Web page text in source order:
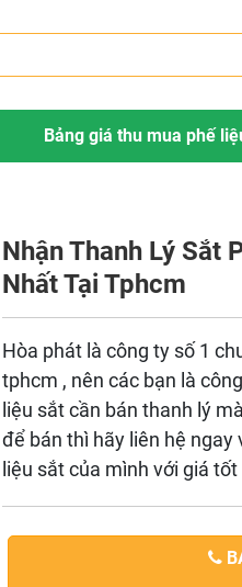
Bảng giá thu mua phế
Nhận Thanh Lý Sắt
Nhất Tại Tphcm
Hòa phát là công ty số 1
tphcm , nên các bạn là
liệu sắt cần bán thanh lý
để bán thì hãy liên hệ
liệu sắt của mình với giá